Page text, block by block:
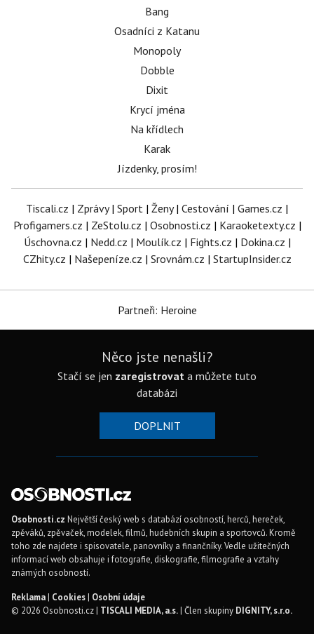
Bang
Osadníci z Katanu
Monopoly
Dobble
Dixit
Krycí jména
Na křídlech
Karak
Jízdenky, prosím!
Tiscali.cz | Zprávy| Sport | Ženy| Cestování | Games.cz |
Profigamers.cz | ZeStolu.cz | Osobnosti.cz | Karaoketexty.cz |
Úschovna.cz | Nedd.cz | Moulík.cz | Fights.cz | Dokina.cz |
CZhity.cz | Našepeníze.cz | Srovnám.cz | StartupInsider.cz
Partneři: Heroine
Něco jste nenašli?
Stačí se jen zaregistrovat a můžete tuto
databázi
DOPLNIT
Osobnosti.cz Největší český web s databází osobností, herců, hereček,
zpěváků, zpěvaček, modelek, filmů, hudebních skupin a sportovců. Kromě
toho zde najdete i spisovatele, panovníky a finančníky. Vedle užitečných
informací web obsahuje i fotografie, diskografie, filmografie a vztahy
známých osobností.
Reklama| Cookies| Osobní údaje
© 2026 Osobnosti.cz | TISCALI MEDIA, a.s.| Člen skupiny DIGNITY, s.r.o.